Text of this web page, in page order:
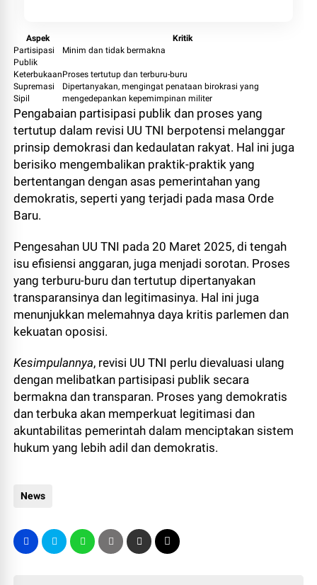
Aspek
Kritik
Partisipasi
Publik
Minim dan tidak bermakna
KeterbukaanProses tertutup dan terburu-buru
Supremasi
Sipil
Dipertanyakan, mengingat penataan birokrasi yang
mengedepankan kepemimpinan militer
Pengabaian partisipasi publik dan proses yang
tertutup dalam revisi UU TNI berpotensi melanggar
prinsip demokrasi dan kedaulatan rakyat. Hal ini juga
berisiko mengembalikan praktik-praktik yang
bertentangan dengan asas pemerintahan yang
demokratis, seperti yang terjadi pada masa Orde
Baru.
Pengesahan UU TNI pada 20 Maret 2025, di tengah
isu efisiensi anggaran, juga menjadi sorotan. Proses
yang terburu-buru dan tertutup dipertanyakan
transparansinya dan legitimasinya. Hal ini juga
menunjukkan melemahnya daya kritis parlemen dan
kekuatan oposisi.
Kesimpulannya, revisi UU TNI perlu dievaluasi ulang
dengan melibatkan partisipasi publik secara
bermakna dan transparan. Proses yang demokratis
dan terbuka akan memperkuat legitimasi dan
akuntabilitas pemerintah dalam menciptakan sistem
hukum yang lebih adil dan demokratis.
News